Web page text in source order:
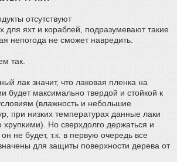
водные
масляные
(водные)
алкидные
двухкомпонентные немецкие
отсутствуют
для яхт и кораблей, подразумевают такие
непогода не сможет навредить.
так.
лак значит, что лаковая пленка на
будет максимально твердой и стойкой к
(влажность и небольшие
при низких температурах данные лаки
хрупкими). Но сверхдолго держаться и
не будет, т.к. в первую очередь все
для защиты поверхности дерева от